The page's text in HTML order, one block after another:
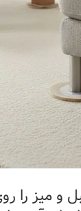
و میز را